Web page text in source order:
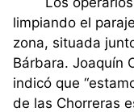
limpiando el
zona, situada
Bárbara. Joaquín
indicó que
de las Chorreras